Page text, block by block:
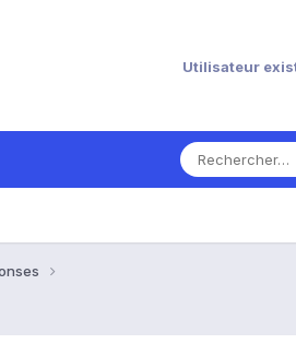
Utilisateur